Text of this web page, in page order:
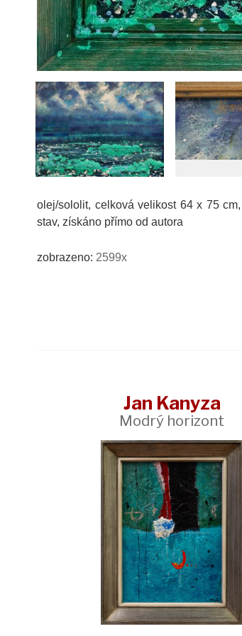
olej/sololit, celková velikost 64 x 75
stav, získáno přímo od autora
zobrazeno: 2599x
Jan Kanyza
Modrý horizont